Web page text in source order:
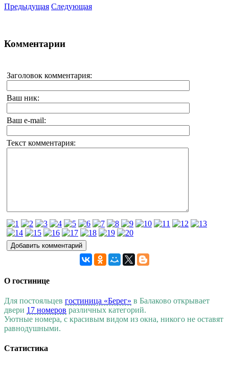
Предыдущая Следующая
Комментарии
Заголовок комментария:
Ваш ник:
Ваш e-mail:
Текст комментария:
О гостинице
Для постояльцев гостиница «Берег» в Балаково открывает
двери 17 номеров различных категорий.
Уютные номера, с красивым видом из окна, никого не оставят
равнодушными.
Статистика